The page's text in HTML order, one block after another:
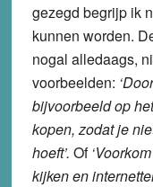
gezegd begrijp ik
kunnen worden.
nogal alledaags,
voorbeelden:
bijvoorbeeld op
kopen, zodat je
hoeft’. Of
kijken en